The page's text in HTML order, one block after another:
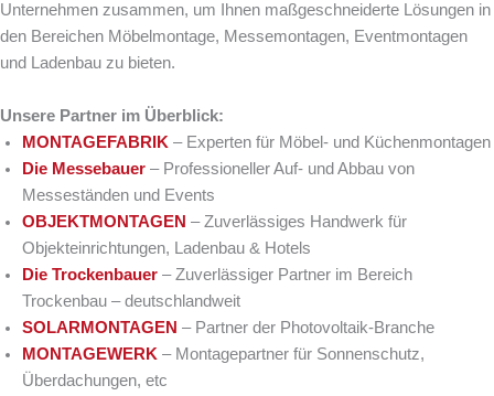
Unternehmen zusammen, um Ihnen maßgeschneiderte Lösungen in
den Bereichen Möbelmontage, Messemontagen, Eventmontagen
und Ladenbau zu bieten.
Unsere Partner im Überblick:
MONTAGEFABRIK – Experten für Möbel- und Küchenmontagen
Die Messebauer – Professioneller Auf- und Abbau von
Messeständen und Events
OBJEKTMONTAGEN – Zuverlässiges Handwerk für
Objekteinrichtungen, Ladenbau & Hotels
Die Trockenbauer – Zuverlässiger Partner im Bereich
Trockenbau – deutschlandweit
SOLARMONTAGEN – Partner der Photovoltaik-Branche
MONTAGEWERK – Montagepartner für Sonnenschutz,
Überdachungen, etc